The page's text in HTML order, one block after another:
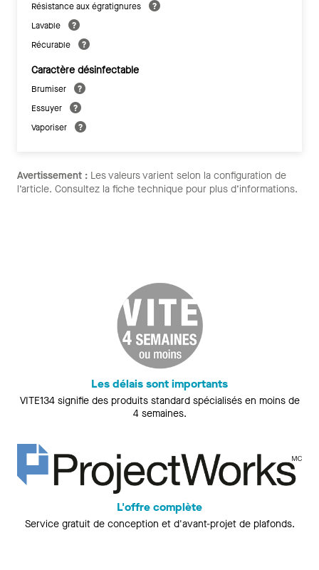
Résistance aux égratignures
Lavable
Récurable
Caractère désinfectable
Brumiser
Essuyer
Vaporiser
Avertissement : Les valeurs varient selon la configuration de
l’article. Consultez la fiche technique pour plus d’informations.
Les délais sont importants
VITE134 signifie des produits standard spécialisés en moins de
4 semaines.
L'offre complète
Service gratuit de conception et d'avant-projet de plafonds.